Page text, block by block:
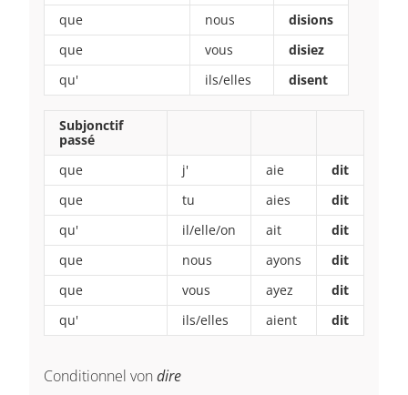
que
nous
disions
que
vous
disiez
qu'
ils/elles disent
Subjonctif
passé
que
j' aie
dit
que
tu aies
dit
qu'
il/elle/on ait
dit
que
nous ayons
dit
que
vous ayez
dit
qu'
ils/elles aient dit
Conditionnel von dire